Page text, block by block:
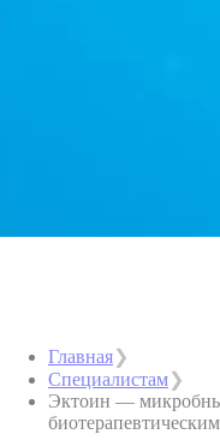
Главная
Специалистам
Эктоин —